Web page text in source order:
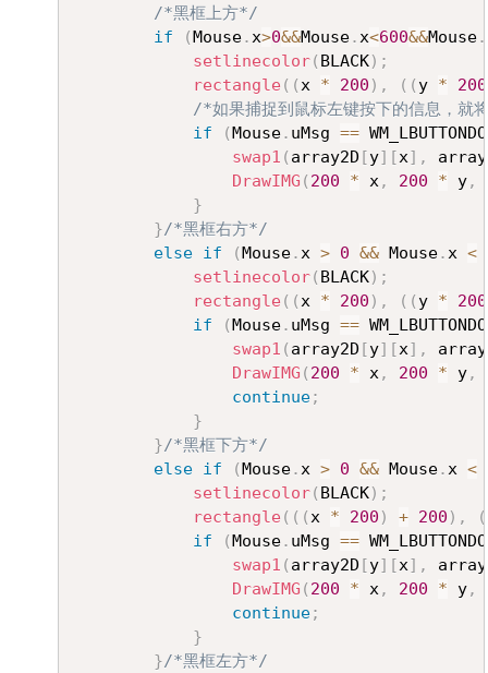
/*黑框上方*/
if
(Mouse.x>0&&Mouse.x<600&&Mouse.
setlinecolor( BLACK) ;
rectangle( (x * 200 ) , ( ( y * 200
/*如果捕捉到鼠标左键按下的信息，就
if
(Mouse. uMsg ==
swap1 ( array2D [y] [x] ,
DrawIMG ( 200 * x, 200 * y,
}
}/*黑框右方*/
else if (Mouse.x > 0 && Mouse.x <
setlinecolor( BLACK) ;
rectangle( (x * 200 ) , ( ( y * 200
if
(Mouse. uMsg ==
swap1 ( array2D [y] [x] ,
DrawIMG ( 200 * x, 200 * y,
continue;
}
}/*黑框下方*/
else if (Mouse.x > 0 && Mouse.x <
setlinecolor( BLACK) ;
rectangle( ( (x * 200 ) + 200 ) , (
if
(Mouse. uMsg ==
swap1 ( array2D [y] [x] ,
DrawIMG ( 200 * x, 200 * y,
continue;
}
}/*黑框左方*/